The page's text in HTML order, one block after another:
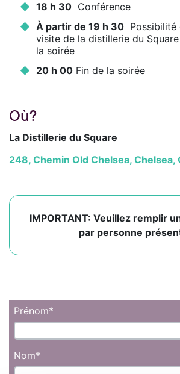
18 h 30Conférence
À partir de 19 h 30Possibilité
visite de la distillerie du
la soirée
20 h 00Fin de la soirée
Où?
La Distillerie du Square
248, Chemin Old Chelsea, Chelsea,
IMPORTANT: Veuillez remplir
par personne
Prénom*
Nom*